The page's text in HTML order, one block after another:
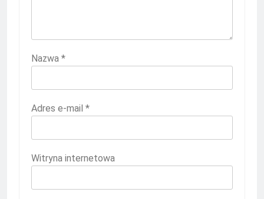
Nazwa *
Adres e-mail *
Witryna internetowa